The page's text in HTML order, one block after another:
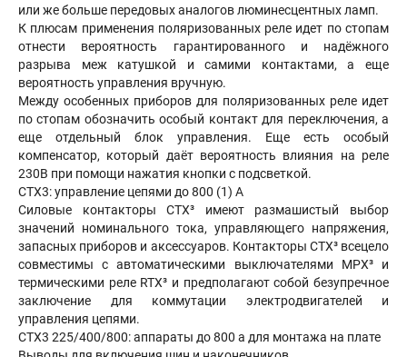
или же больше передовых аналогов люминесцентных ламп.
К плюсам применения поляризованных реле идет по стопам
отнести вероятность гарантированного и надёжного
разрыва меж катушкой и самими контактами, а еще
вероятность управления вручную.
Между особенных приборов для поляризованных реле идет
по стопам обозначить особый контакт для переключения, а
еще отдельный блок управления. Еще есть особый
компенсатор, который даёт вероятность влияния на реле
230В при помощи нажатия кнопки с подсветкой.
CTX3: управление цепями до 800 (1) A
Силовые контакторы CTX³ имеют размашистый выбор
значений номинального тока, управляющего напряжения,
запасных приборов и аксессуаров. Контакторы CTX³ всецело
совместимы с автоматическими выключателями MPX³ и
термическими реле RTX³ и предполагают собой безупречное
заключение для коммутации электродвигателей и
управления цепями.
CTX3 225/400/800: аппараты до 800 а для монтажа на плате